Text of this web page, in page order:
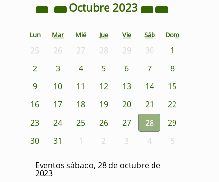
Octubre 2023
Lun Mar Mié Jue Vie Sáb Dom
25 26 27 28 29 30
1
2
3 4 5 6 7
8
9
10 11 12 13 14
15
16
17 18 19 20 21
22
23
24 25 26 27 28
29
30
31 1 2 3 4 5
Eventos sábado, 28 de octubre de
2023